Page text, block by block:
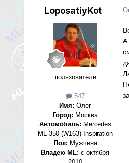
LoposatiyKot
пользователи
547
Имя: Олег
Город: Москва
Автомобиль: Mercedes
ML 350 (W163) Inspiration
Пол: Мужчина
Владею ML: c октября
А